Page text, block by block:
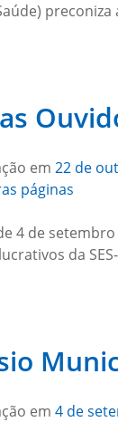
em 22 de
páginas
4 de
da
em 4 de